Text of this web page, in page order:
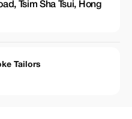
Tsim Sha Tsui, Hong
Tailors